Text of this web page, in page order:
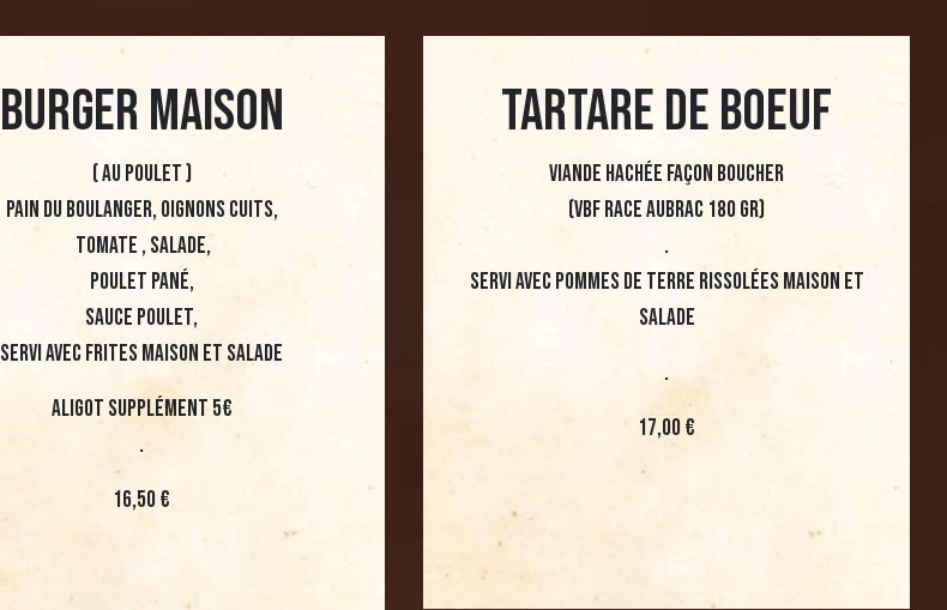
BURGER MAISON
( au poulet )
Pain du boulanger, oignons cuits,
tomate , salade,
poulet pané,
sauce poulet,
servi avec frites maison et salade
Aligot supplément 5€
.
16,50 €
TARTARE DE BOEUF
VIANDE HACHéE FAçON BOUCHER
(VBF RACE AUBRAC 180 gr)
.
servi avec pommes de terre rissolées maison et
salade
.
17,00 €